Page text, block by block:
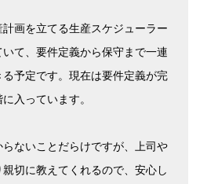
計画を立てる生産スケジューラー
て、要件定義から保守まで一連
予定です。現在は要件定義が完
入っています。
ないことだらけですが、上司や
切に教えてくれるので、安心し